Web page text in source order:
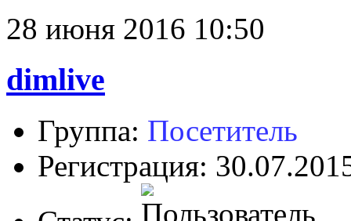
28 июня 2016 10:50
dimlive
Группа: Посетитель
Регистрация: